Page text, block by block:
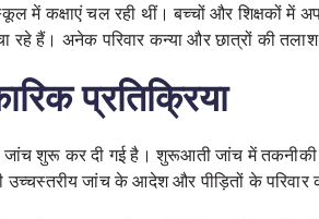
में कक्षाएं चल रही थीं। बच्चों और शिक्षकों में
रहे हैं। अनेक परिवार कन्या और छात्रों की
प्रतिक्रिया
जांच शुरू कर दी गई है। शुरूआती जांच में तकनीकी
जांच के आदेश और पीड़ितों के परिवार